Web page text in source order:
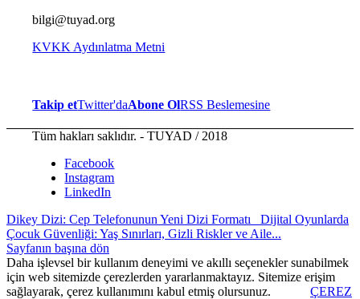
bilgi@tuyad.org
KVKK Aydınlatma Metni
Takip etTwitter'daAbone OlRSS Beslemesine
Tüm hakları saklıdır. - TUYAD / 2018
Facebook
Instagram
LinkedIn
Dikey Dizi: Cep Telefonunun Yeni Dizi Formatı
Dijital Oyunlarda
Çocuk Güvenliği: Yaş Sınırları, Gizli Riskler ve Aile...
Sayfanın başına dön
Daha işlevsel bir kullanım deneyimi ve akıllı seçenekler sunabilmek
için web sitemizde çerezlerden yararlanmaktayız. Sitemize erişim
sağlayarak, çerez kullanımını kabul etmiş olursunuz.
ÇEREZ